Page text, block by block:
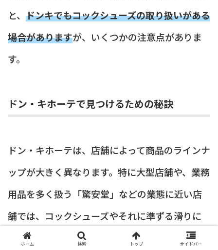
と、 ドンキでもコックシューズの取り扱いがある
場合がありますが、いくつかの注意点がありま
す。
ドン・キホーテで見つけるための秘訣
ドン・キホーテは、店舗によって商品のラインナ
ップが大きく異なります。特に大型店舗や、業務
用品を多く扱う「驚安堂」などの業態に近い店
舗では、コックシューズやそれに準ずる滑りに
くいシューズを見つけることができる可能性が
ホーム 検索 トップ サイドバー